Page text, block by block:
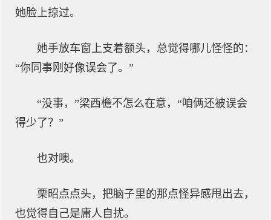
她脸上掠过。
她手放车窗上支着额头，总觉得哪儿怪怪的：
“你同事刚好像误会了。”
“没事，”梁西檐不怎么在意，“咱俩还被误会
得少了？”
也对噢。
栗昭点点头，把脑子里的那点怪异感甩出去，
也觉得自己是庸人自扰。